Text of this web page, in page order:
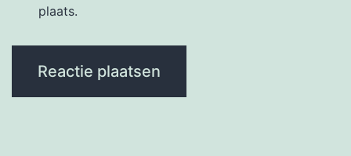
plaats.